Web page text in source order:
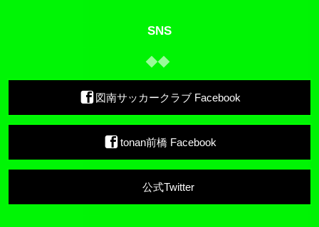
SNS
図南サッカークラブ Facebook
tonan前橋 Facebook
公式Twitter